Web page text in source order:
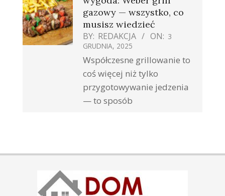
gazowy — wszystko, co
musisz wiedzieć
BY: REDAKCJA ON: 3
GRUDNIA, 2025
Współczesne grillowanie to
coś więcej niż tylko
przygotowywanie jedzenia
— to sposób